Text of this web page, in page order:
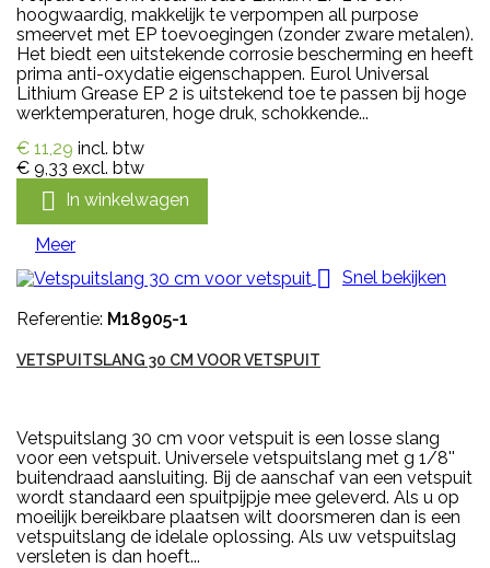
hoogwaardig, makkelijk te verpompen all purpose
smeervet met EP toevoegingen (zonder zware metalen).
Het biedt een uitstekende corrosie bescherming en heeft
prima anti-oxydatie eigenschappen. Eurol Universal
Lithium Grease EP 2 is uitstekend toe te passen bij hoge
werktemperaturen, hoge druk, schokkende...
€ 11,29 incl. btw
€ 9,33 excl. btw
 In winkelwagen
Meer
 Snel bekijken
Referentie: M18905-1
VETSPUITSLANG 30 CM VOOR VETSPUIT
Vetspuitslang 30 cm voor vetspuit is een losse slang
voor een vetspuit. Universele vetspuitslang met g 1/8''
buitendraad aansluiting. Bij de aanschaf van een vetspuit
wordt standaard een spuitpijpje mee geleverd. Als u op
moeilijk bereikbare plaatsen wilt doorsmeren dan is een
vetspuitslang de idelale oplossing. Als uw vetspuitslag
versleten is dan hoeft...